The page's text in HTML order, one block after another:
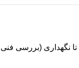
تا نگهداری (بررسی فنی